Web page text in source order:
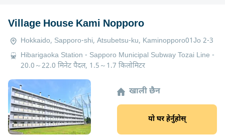
Village House Kami Nopporo
Hokkaido, Sapporo-shi, Atsubetsu-ku, Kaminopporo01Jo 2-3
Hibarigaoka Station - Sapporo Municipal Subway Tozai Line -
20.0～22.0 मिनेट पैदल, 1.5～1.7 किलोमिटर
खाली छैन
यो घर हेर्नुहोस्